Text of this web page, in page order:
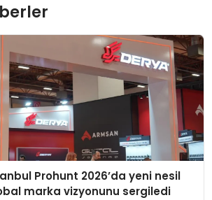
Prohunt 2026’da yeni nesil
marka vizyonunu sergiledi